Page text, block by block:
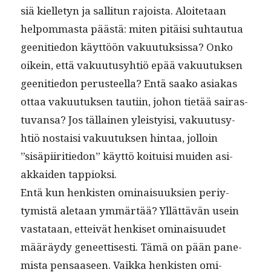
siä kiel­letyn ja sal­li­tun rajoista. Aloite­taan
helpom­mas­ta päästä: miten pitäisi suh­tau­tua
geen­i­tiedon käyt­töön vaku­u­tuk­sis­sa? Onko
oikein, että vaku­u­tusy­htiö epää vaku­u­tuk­sen
geen­i­tiedon perus­teel­la? Entä saako asi­akas
ottaa vaku­u­tuk­sen tau­ti­in, johon tietää sairas­
tu­vansa? Jos täl­lainen yleisty­isi, vaku­u­tusy­
htiö nos­taisi vaku­u­tuk­sen hin­taa, jol­loin
”sisäpi­ir­i­tiedon” käyt­tö koi­tu­isi muiden asi­
akkaiden tappioksi.
Entä kun henkisten omi­naisuuk­sien periy­
tymistä ale­taan ymmärtää? Yllät­tävän usein
vas­tataan, etteivät henkiset omi­naisu­udet
määräy­dy geneet­tis­es­ti. Tämä on pään pane­
mista pen­saaseen. Vaik­ka henkisten omi­